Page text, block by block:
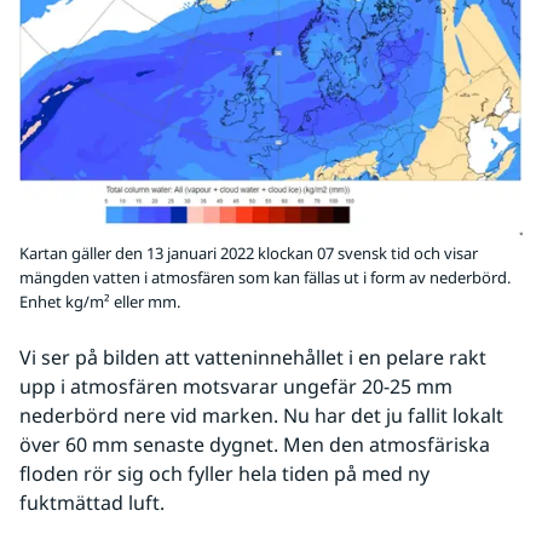
Kartan gäller den 13 januari 2022 klockan 07 svensk tid och visar
mängden vatten i atmosfären som kan fällas ut i form av nederbörd.
Enhet kg/m² eller mm.
Vi ser på bilden att vatteninnehållet i en pelare rakt
upp i atmosfären motsvarar ungefär 20-25 mm
nederbörd nere vid marken. Nu har det ju fallit lokalt
över 60 mm senaste dygnet. Men den atmosfäriska
floden rör sig och fyller hela tiden på med ny
fuktmättad luft.